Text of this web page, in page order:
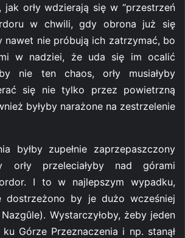
jak orły wdzierają się w “przestrzeń
w chwili, gdy obrona już się
nawet nie próbują ich zatrzymać, bo
w nadziei, że uda się im ocalić
nie ten chaos, orły musiałyby
się nie tylko przez powietrzną
byłyby narażone na zestrzelenie
byłby zupełnie zaprzepaszczony
przeleciałyby nad górami
I to w najlepszym wypadku,
dostrzeżono by je dużo wcześniej
Wystarczyłoby, żeby jeden
Górze Przeznaczenia i np. stanął